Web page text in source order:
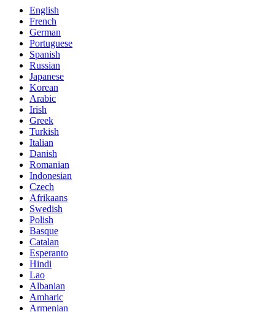
English
French
German
Portuguese
Spanish
Russian
Japanese
Korean
Arabic
Irish
Greek
Turkish
Italian
Danish
Romanian
Indonesian
Czech
Afrikaans
Swedish
Polish
Basque
Catalan
Esperanto
Hindi
Lao
Albanian
Amharic
Armenian